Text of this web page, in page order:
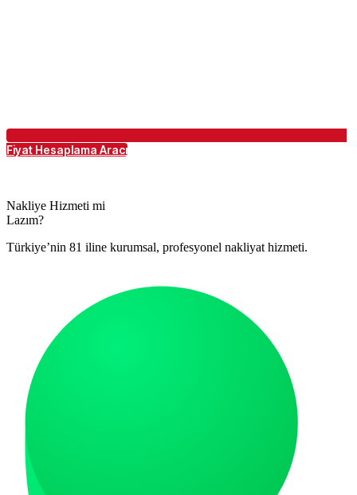
Fiyat Hesaplama Aracı
Nakliye Hizmeti mi
Lazım?
Türkiye’nin 81 iline kurumsal, profesyonel nakliyat hizmeti.